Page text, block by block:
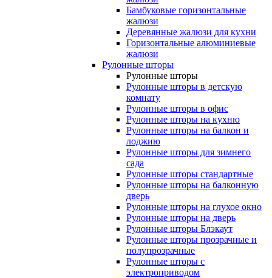
Бамбуковые горизонтальные
жалюзи
Деревянные жалюзи для кухни
Горизонтальные алюминиевые
жалюзи
Рулонные шторы
Рулонные шторы
Рулонные шторы в детскую
комнату
Рулонные шторы в офис
Рулонные шторы на кухню
Рулонные шторы на балкон и
лоджию
Рулонные шторы для зимнего
сада
Рулонные шторы стандартные
Рулонные шторы на балконную
дверь
Рулонные шторы на глухое окно
Рулонные шторы на дверь
Рулонные шторы Блэкаут
Рулонные шторы прозрачные и
полупрозрачные
Рулонные шторы с
электроприводом